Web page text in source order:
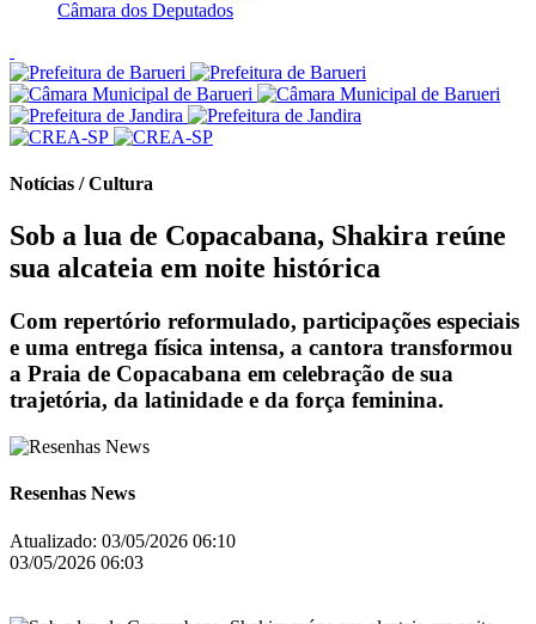
Câmara dos Deputados
Notícias / Cultura
Sob a lua de Copacabana, Shakira reúne
sua alcateia em noite histórica
Com repertório reformulado, participações especiais
e uma entrega física intensa, a cantora transformou
a Praia de Copacabana em celebração de sua
trajetória, da latinidade e da força feminina.
Resenhas News
Atualizado: 03/05/2026 06:10
03/05/2026 06:03